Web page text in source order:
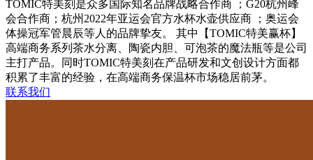
TOMIC特美刻是众多国际知名品牌战略合作商 ；G20杭州峰
会合作商；杭州2022年亚运会官方水杯水壶供应商 ；奥运会
体操冠军管晨辰等人的品牌挚友。 其中【TOMIC特美赢杯】
高端商务系列茶水分离、陶瓷内胆、可泡茶的魔法瓶等是公司
主打产品。同时TOMIC特美刻在产品研发和文创设计方面都
积累了丰富的经验，在高端商务保温杯市场稳居前茅。
联系我们